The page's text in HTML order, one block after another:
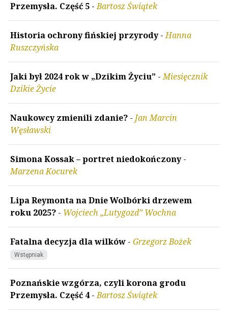
Przemysła. Część 5 -Bartosz Świątek
Historia ochrony fińskiej przyrody-Hanna
Ruszczyńska
Jaki był 2024 rok w „Dzikim Życiu” -Miesięcznik
Dzikie Życie
Naukowcy zmienili zdanie? - Jan Marcin
Węsławski
Simona Kossak – portret niedokończony-
Marzena Kocurek
Lipa Reymonta na Dnie Wolbórki drzewem
roku 2025? - Wojciech „Lutygozd” Wochna
Fatalna decyzja dla wilków - Grzegorz Bożek
Wstępniak
Poznańskie wzgórza, czyli korona grodu
Przemysła. Część 4 -Bartosz Świątek